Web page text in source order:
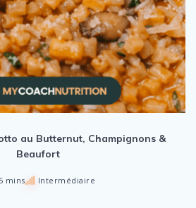
au Butternut, Champignons &
Beaufort
mins Intermédiaire